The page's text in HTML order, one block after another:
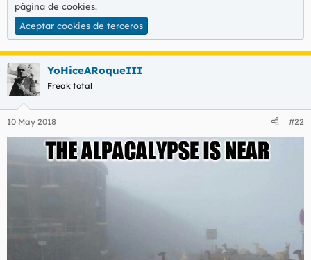
página de cookies.
Aceptar cookies de terceros
YoHiceARoqueIII
Freak total
10 May 2018 #22